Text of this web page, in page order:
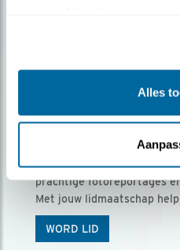
Alles
Ontvang 5 x Vogels
Vogels is het tijdschrift
prachtige fotoreportages
Met jouw lidmaatschap
WORD LID